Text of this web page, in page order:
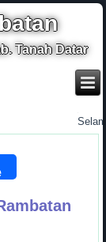
Tanah Datar